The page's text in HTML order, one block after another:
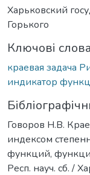
Харьковский
Горького
Ключові слова
краевая задача
индикатор
Говоров Н.В.
индексом
функций,
Респ. науч. сб. /